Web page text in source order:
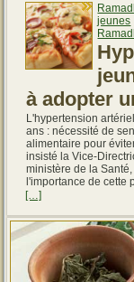
jeunes
à adopter
L'hypertension
ans : nécessité de
alimentaire pour
insisté la Vice-
ministère de la
l'importance de cette
[…]